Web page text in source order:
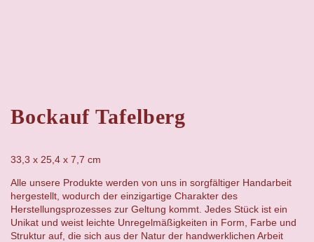
Bockauf Tafelberg
33,3 x 25,4 x 7,7 cm
Alle unsere Produkte werden von uns in sorgfältiger Handarbeit
hergestellt, wodurch der einzigartige Charakter des
Herstellungsprozesses zur Geltung kommt. Jedes Stück ist ein
Unikat und weist leichte Unregelmäßigkeiten in Form, Farbe und
Struktur auf, die sich aus der Natur der handwerklichen Arbeit